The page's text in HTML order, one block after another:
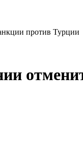
против Турции